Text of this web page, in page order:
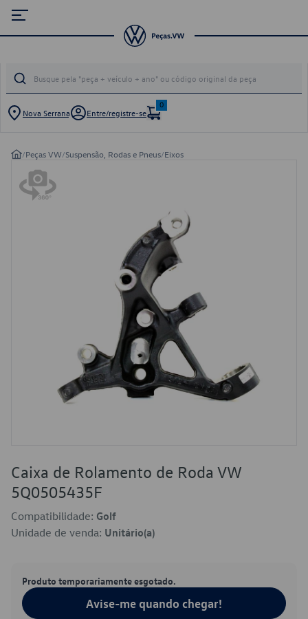
Nova Serrana Entre/registre-se
0
/Peças VW/Suspensão, Rodas e Pneus/Eixos
Caixa de Rolamento de Roda VW
5Q0505435F
Compatibilidade: Golf
Unidade de venda: Unitário(a)
Produto temporariamente esgotado.
Avise-me quando chegar!